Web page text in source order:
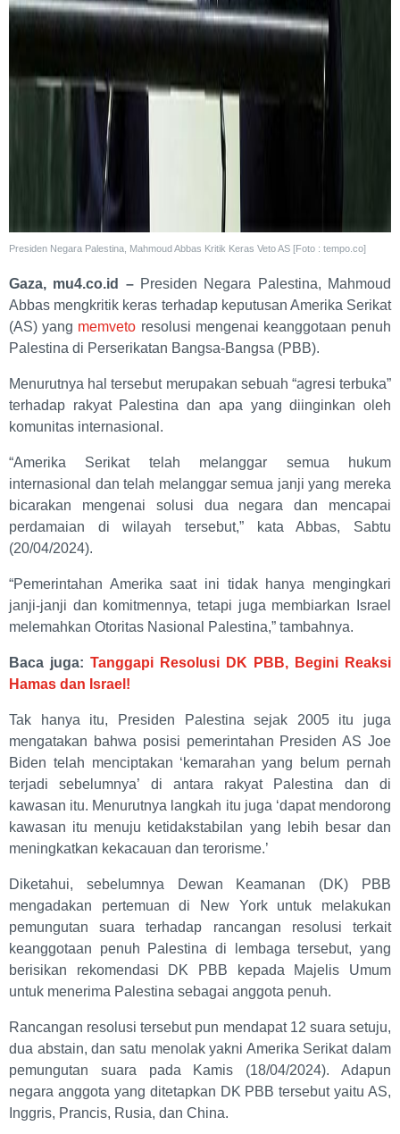
Presiden Negara Palestina, Mahmoud Abbas Kritik Keras Veto AS [Foto : tempo.co]
Gaza, mu4.co.id –Presiden Negara Palestina, Mahmoud
Abbas mengkritik keras terhadap keputusan Amerika Serikat
(AS) yang memveto resolusi mengenai keanggotaan penuh
Palestina di Perserikatan Bangsa-Bangsa (PBB).
Menurutnya hal tersebut merupakan sebuah “agresi terbuka”
terhadap rakyat Palestina dan apa yang diinginkan oleh
komunitas internasional.
“Amerika Serikat telah melanggar semua hukum
internasional dan telah melanggar semua janji yang mereka
bicarakan mengenai solusi dua negara dan mencapai
perdamaian di wilayah tersebut,” kata Abbas, Sabtu
(20/04/2024).
“Pemerintahan Amerika saat ini tidak hanya mengingkari
janji-janji dan komitmennya, tetapi juga membiarkan Israel
melemahkan Otoritas Nasional Palestina,” tambahnya.
Baca juga: Tanggapi Resolusi DK PBB, Begini Reaksi
Hamas dan Israel!
Tak hanya itu, Presiden Palestina sejak 2005 itu juga
mengatakan bahwa posisi pemerintahan Presiden AS Joe
Biden telah menciptakan ‘kemarahan yang belum pernah
terjadi sebelumnya’ di antara rakyat Palestina dan di
kawasan itu. Menurutnya langkah itu juga ‘dapat mendorong
kawasan itu menuju ketidakstabilan yang lebih besar dan
meningkatkan kekacauan dan terorisme.’
Diketahui, sebelumnya Dewan Keamanan (DK) PBB
mengadakan pertemuan di New York untuk melakukan
pemungutan suara terhadap rancangan resolusi terkait
keanggotaan penuh Palestina di lembaga tersebut, yang
berisikan rekomendasi DK PBB kepada Majelis Umum
untuk menerima Palestina sebagai anggota penuh.
Rancangan resolusi tersebut pun mendapat 12 suara setuju,
dua abstain, dan satu menolak yakni Amerika Serikat dalam
pemungutan suara pada Kamis (18/04/2024). Adapun
negara anggota yang ditetapkan DK PBB tersebut yaitu AS,
Inggris, Prancis, Rusia, dan China.